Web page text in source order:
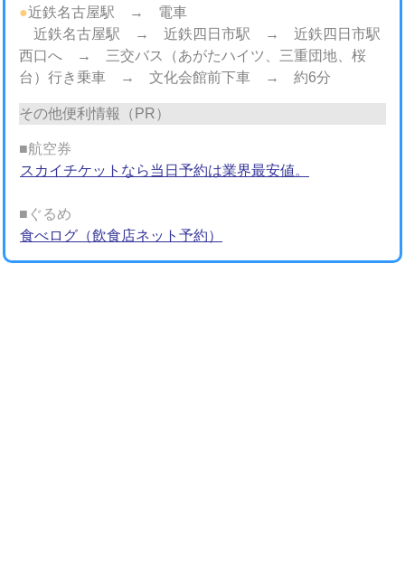
●近鉄名古屋駅 → 電車
近鉄名古屋駅 → 近鉄四日市駅 → 近鉄四日市駅
西口へ → 三交バス（あがたハイツ、三重団地、桜
台）行き乗車 → 文化会館前下車 → 約6分
その他便利情報（PR）
■航空券
スカイチケットなら当日予約は業界最安値。
■ぐるめ
食べログ（飲食店ネット予約）